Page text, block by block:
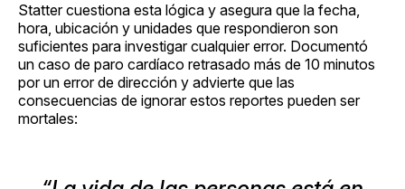
Statter cuestiona esta lógica y asegura que la fecha,
hora, ubicación y unidades que respondieron son
suficientes para investigar cualquier error. Documentó
un caso de paro cardíaco retrasado más de 10 minutos
por un error de dirección y advierte que las
consecuencias de ignorar estos reportes pueden ser
mortales: